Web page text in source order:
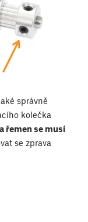
správně
kolečka
řemen se musí
se zprava